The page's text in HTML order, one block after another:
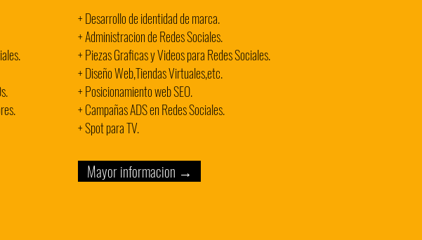
+ Desarrollo de identidad de marca.
+ Administracion de Redes Sociales.
+ Piezas Graficas y Videos para Redes Sociales.
+ Diseño Web,Tiendas Virtuales,etc.
+ Posicionamiento web SEO.
+ Campañas ADS en Redes Sociales.
+ Spot para TV.
Mayor informacion →